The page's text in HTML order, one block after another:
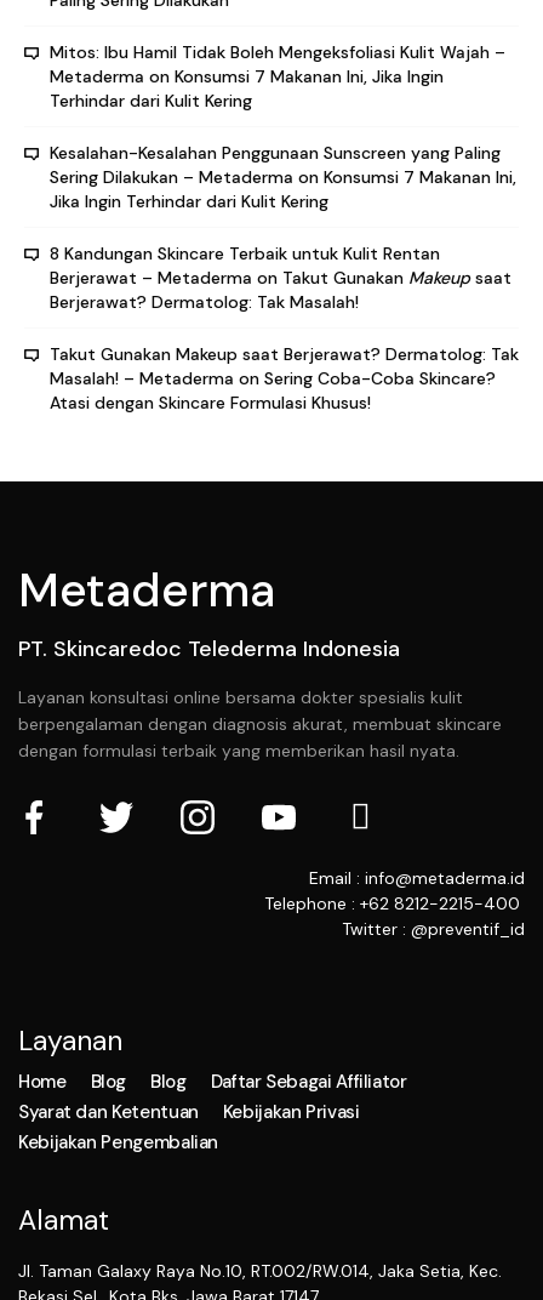
Mitos: Ibu Hamil Tidak Boleh Mengeksfoliasi Kulit Wajah –
Metaderma on Konsumsi 7 Makanan Ini, Jika Ingin
Terhindar dari Kulit Kering
Kesalahan-Kesalahan Penggunaan Sunscreen yang Paling
Sering Dilakukan – Metaderma on Konsumsi 7 Makanan Ini,
Jika Ingin Terhindar dari Kulit Kering
8 Kandungan Skincare Terbaik untuk Kulit Rentan
Berjerawat – Metaderma on Takut Gunakan Makeupsaat
Berjerawat? Dermatolog: Tak Masalah!
Takut Gunakan Makeup saat Berjerawat? Dermatolog: Tak
Masalah! – Metaderma on Sering Coba-Coba Skincare?
Atasi dengan Skincare Formulasi Khusus!
Metaderma
PT. Skincaredoc Telederma Indonesia
Layanan konsultasi online bersama dokter spesialis kulit
berpengalaman dengan diagnosis akurat, membuat skincare
dengan formulasi terbaik yang memberikan hasil nyata.
Email : info@metaderma.id
Telephone : +62 8212-2215-400
Twitter : @preventif_id
Layanan
Home Blog Blog
Daftar Sebagai Affiliator
Syarat dan Ketentuan
Kebijakan Privasi
Kebijakan Pengembalian
Alamat
Jl. Taman Galaxy Raya No.10, RT.002/RW.014, Jaka Setia, Kec.